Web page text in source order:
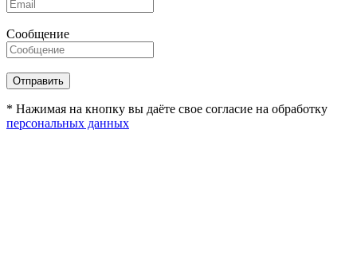
Сообщение
* Нажимая на кнопку вы даёте свое согласие на обработку
персональных данных